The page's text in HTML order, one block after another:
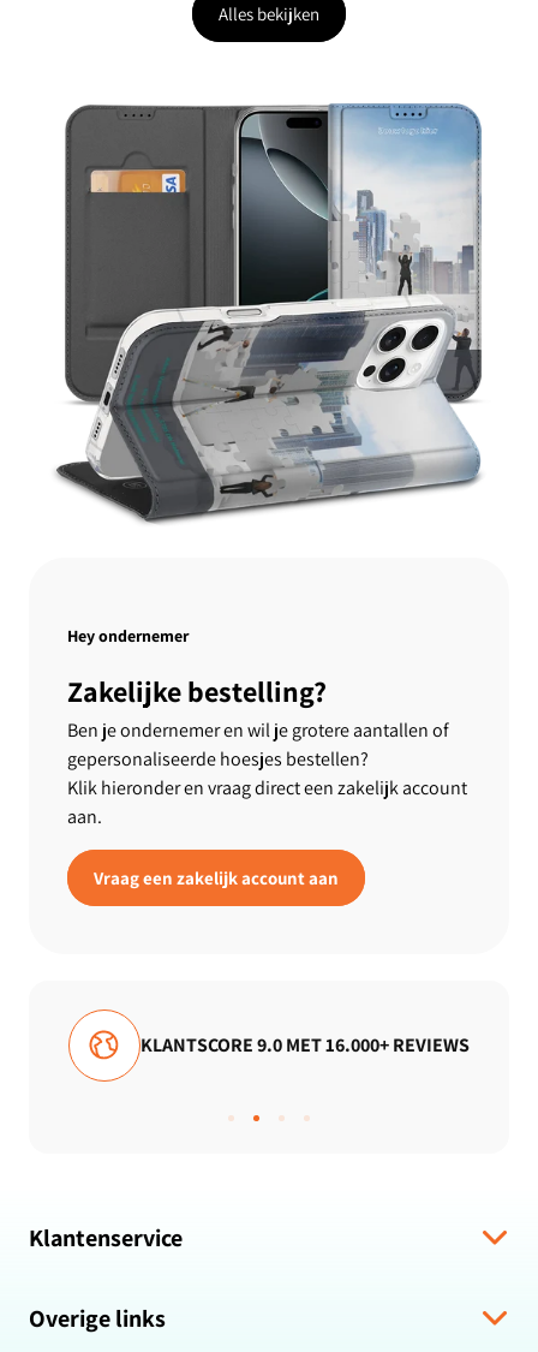
Alles bekijken
Hey ondernemer
Zakelijke bestelling?
Ben je ondernemer en wil je grotere aantallen of
gepersonaliseerde hoesjes bestellen?
Klik hieronder en vraag direct een zakelijk account
aan.
Vraag een zakelijk account aan
GRATIS VERZENDING
Klantenservice
Algemene voorwaarden
Overige links